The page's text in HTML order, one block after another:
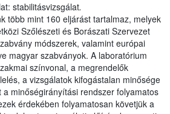
stabilitásvizsgálat.
több mint 160 eljárást tartalmaz, melyek
Szőlészeti és Borászati Szervezet
módszerek, valamint európai
magyar szabványok. A laboratórium
színvonal, a megrendelők
a vizsgálatok kifogástalan minősége
minőségirányítási rendszer folyamatos
érdekében folyamatosan követjük a